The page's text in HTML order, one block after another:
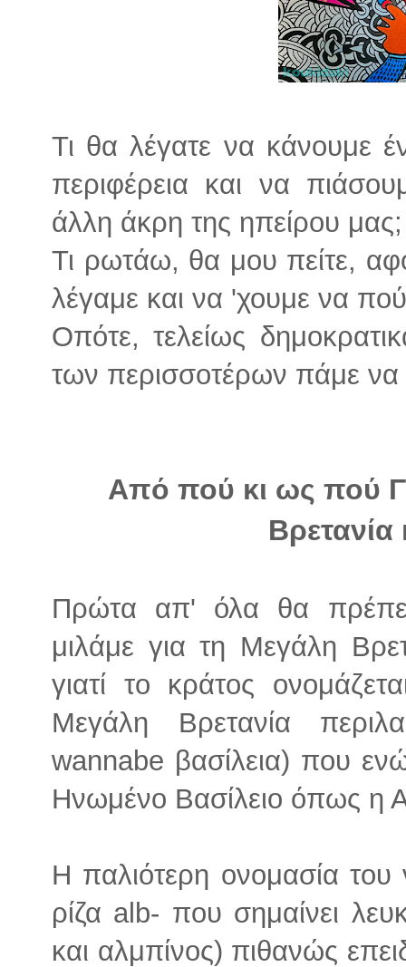
Τι θα λέγατε να κάνουμε
περιφέρεια και να
άλλη άκρη της ηπείρου μας;
Τι ρωτάω, θα μου πείτε,
λέγαμε και να 'χουμε να
Οπότε, τελείως
των περισσοτέρων πάμε
Από πού κι ως πού
Βρετανία
Πρώτα απ' όλα θα
μιλάμε για τη Μεγάλη
γιατί το κράτος
Μεγάλη Βρετανία
wannabe βασίλεια) που
Ηνωμένο Βασίλειο όπως η
Η παλιότερη ονομασία
ρίζα alb- που σημαίνει
και αλμπίνος) πιθανώς